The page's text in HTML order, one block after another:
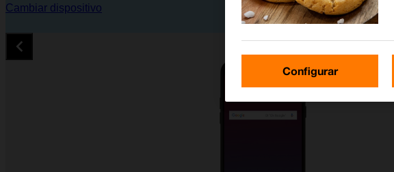
Cambiar dispositivo
Configurar